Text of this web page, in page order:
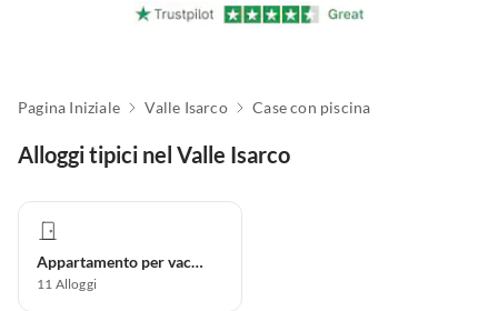
Pagina Iniziale Valle Isarco Case con piscina
Alloggi tipici nel Valle Isarco
Appartamento per vacanze
11 Alloggi